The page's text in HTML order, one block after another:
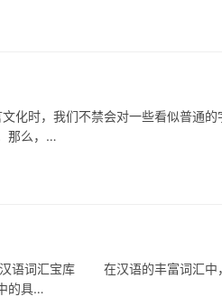
，我们不禁会对一些看似普通的字
那么，…
词汇宝库 在汉语的丰富词汇中，
的具…